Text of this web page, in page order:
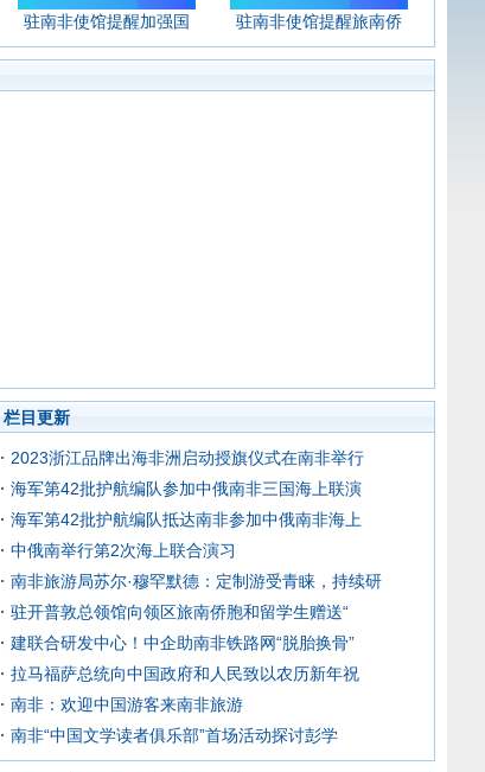
驻南非使馆提醒加强国 驻南非使馆提醒旅南侨
栏目更新
2023浙江品牌出海非洲启动授旗仪式在南非举行
海军第42批护航编队参加中俄南非三国海上联演
海军第42批护航编队抵达南非参加中俄南非海上
中俄南举行第2次海上联合演习
南非旅游局苏尔·穆罕默德：定制游受青睐，持续研
驻开普敦总领馆向领区旅南侨胞和留学生赠送“
建联合研发中心！中企助南非铁路网“脱胎换骨”
拉马福萨总统向中国政府和人民致以农历新年祝
南非：欢迎中国游客来南非旅游
南非“中国文学读者俱乐部”首场活动探讨彭学